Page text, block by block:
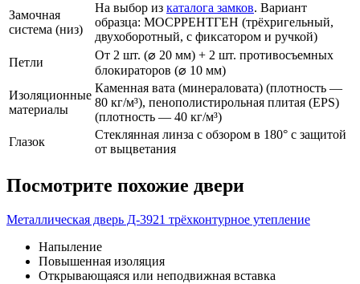
Замочная
система (низ)
На выбор из каталога замков. Вариант
образца: МОСРРЕНТГЕН (трёхригельный,
двухоборотный, с фиксатором и ручкой)
Петли
От 2 шт. (⌀ 20 мм) + 2 шт. противосъемных
блокираторов (⌀ 10 мм)
Изоляционные
материалы
Каменная вата (минераловата) (плотность —
80 кг/м³), пенополистирольная плитая (EPS)
(плотность — 40 кг/м³)
Глазок
Стеклянная линза с обзором в 180° с защитой
от выцветания
Посмотрите похожие двери
Металлическая дверь Д-3921 трёхконтурное утепление
Напыление
Повышенная изоляция
Открывающаяся или неподвижная вставка